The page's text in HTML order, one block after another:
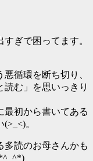
ぎで困ってます。
循環を断ち切り、
む」を思いっきり
初から書いてある
。
多読のお母さんかも